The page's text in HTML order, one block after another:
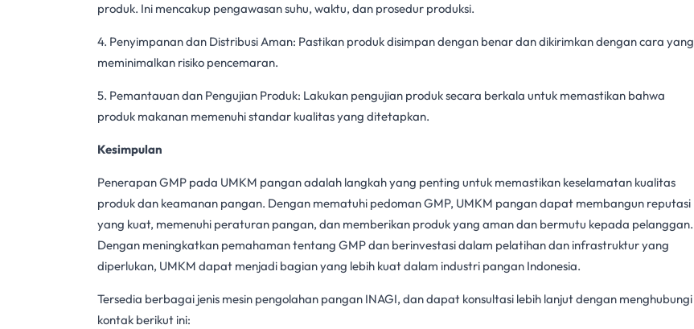
produk. Ini mencakup pengawasan suhu, waktu, dan prosedur produksi.
4. Penyimpanan dan Distribusi Aman: Pastikan produk disimpan dengan benar dan dikirimkan dengan cara yang
meminimalkan risiko pencemaran.
5. Pemantauan dan Pengujian Produk: Lakukan pengujian produk secara berkala untuk memastikan bahwa
produk makanan memenuhi standar kualitas yang ditetapkan.
Kesimpulan
Penerapan GMP pada UMKM panganadalah langkah yang penting untuk memastikan keselamatan kualitas
produk dan keamanan pangan. Dengan mematuhi pedoman GMP, UMKM pangan dapat membangun reputasi
yang kuat, memenuhi peraturan pangan, dan memberikan produk yang aman dan bermutu kepada pelanggan.
Dengan meningkatkan pemahaman tentang GMPdan berinvestasi dalam pelatihan dan infrastruktur yang
diperlukan, UMKM dapat menjadi bagian yang lebih kuat dalam industri pangan Indonesia.
Tersedia berbagai jenis mesin pengolahan pangan INAGI, dan dapat konsultasi lebih lanjut dengan menghubungi
kontak berikut ini: